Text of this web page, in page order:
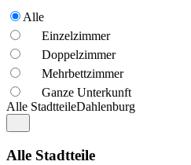
Alle
Einzelzimmer
Doppelzimmer
Mehrbettzimmer
Ganze Unterkunft
Alle StadtteileDahlenburg
Alle Stadtteile